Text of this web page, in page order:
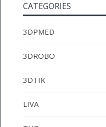
CATEGORIES
3DPMED
3DROBO
3DTIK
LIVA